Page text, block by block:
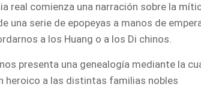
real comienza una narración sobre la
una serie de epopeyas a manos de
a los Huang o a los Di chinos.
presenta una genealogía mediante la
heroico a las distintas familias nobles